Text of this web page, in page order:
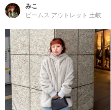
みこ
ビームス アウトレット 土岐